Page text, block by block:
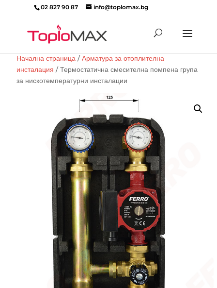
02 827 90 87 info@toplomax.bg
search
Начална страница/Арматура за отоплителна
инсталация / Термостатична смесителна помпена група
за нискотемпературни инсталации